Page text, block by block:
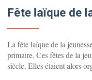
Fête laïque de
La fête laïque de la
primaire. Ces fêtes de la
siècle. Elles étaient alors